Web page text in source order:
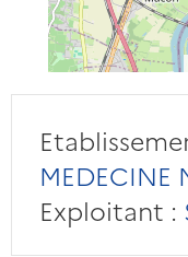
MEDECINE
Exploitant :